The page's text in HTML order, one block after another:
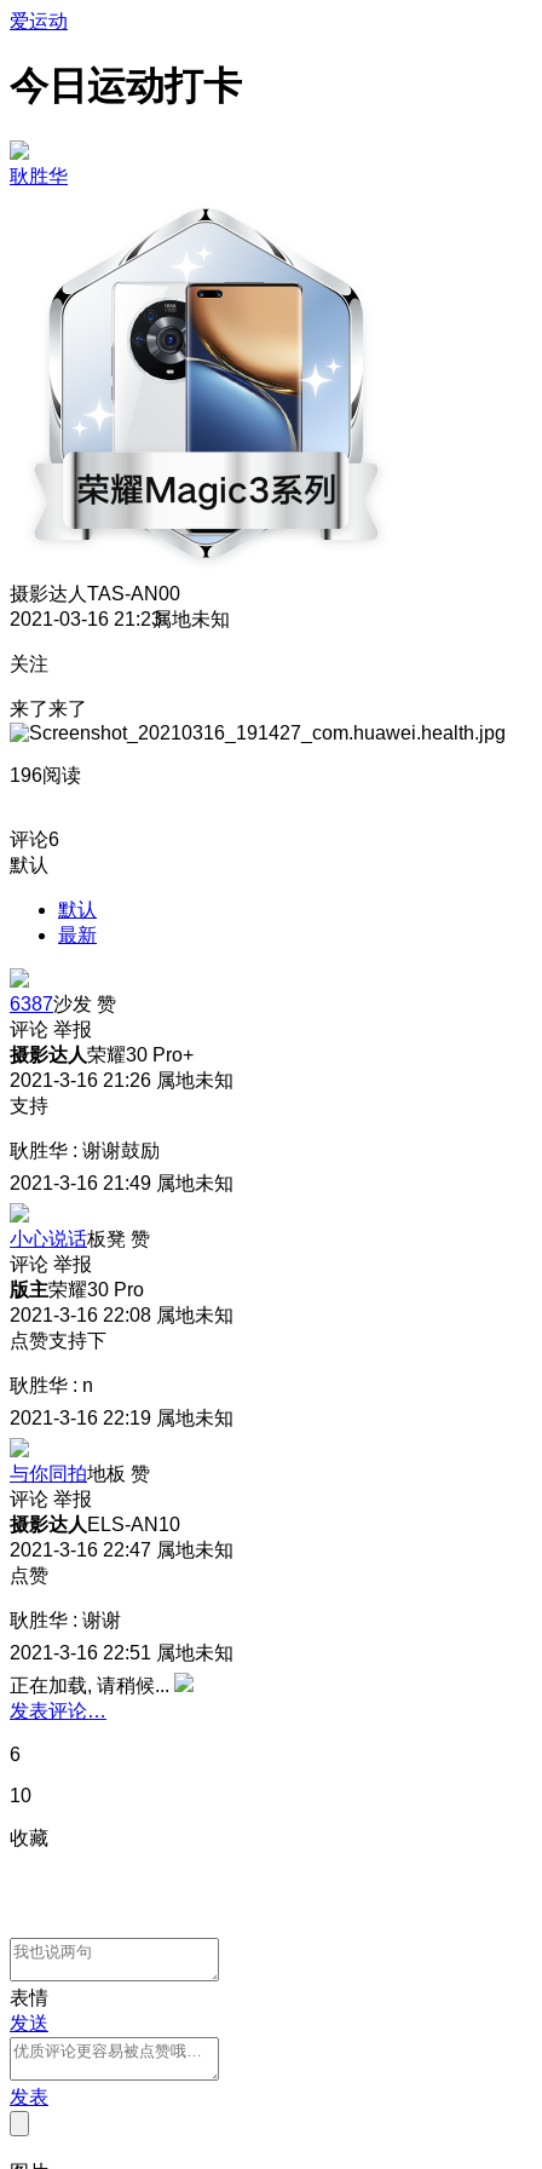
爱运动
今日运动打卡
耿胜华
摄影达人 TAS-AN00
2021-03-16 21:23属地未知
关注
来了来了
196阅读
评论6
默认
默认
最新
6387沙发 赞
评论 举报
摄影达人荣耀30 Pro+
2021-3-16 21:26 属地未知
支持
耿胜华 : 谢谢鼓励
2021-3-16 21:49 属地未知
小心说话板凳 赞
评论 举报
版主荣耀30 Pro
2021-3-16 22:08 属地未知
点赞支持下
耿胜华 : n
2021-3-16 22:19 属地未知
与你同拍地板 赞
评论 举报
摄影达人 ELS-AN10
2021-3-16 22:47 属地未知
点赞
耿胜华 : 谢谢
2021-3-16 22:51 属地未知
正在加载, 请稍候...
发表评论…
6
10
收藏
表情
发送
发表